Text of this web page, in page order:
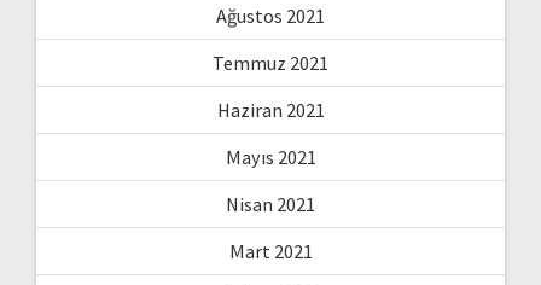
Ağustos 2021
Temmuz 2021
Haziran 2021
Mayıs 2021
Nisan 2021
Mart 2021